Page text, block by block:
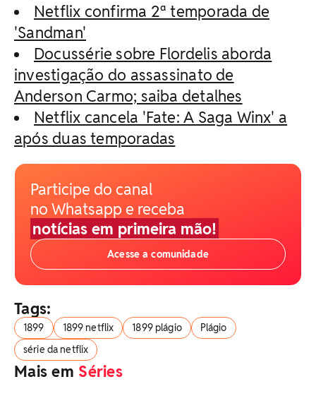
Netflix confirma 2ª temporada de
'Sandman'
Docussérie sobre Flordelis aborda
investigação do assassinato de
Anderson Carmo; saiba detalhes
Netflix cancela 'Fate: A Saga Winx' a
após duas temporadas
Participe do canal
no Whatsapp e receba
notícias em primeira mão!
Acesse a comunidade
Tags:
1899 1899 netflix 1899 plágio
Plágio
série da netflix
Mais em Séries